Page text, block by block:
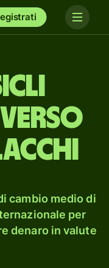
cambio medio di
per
denaro in valute